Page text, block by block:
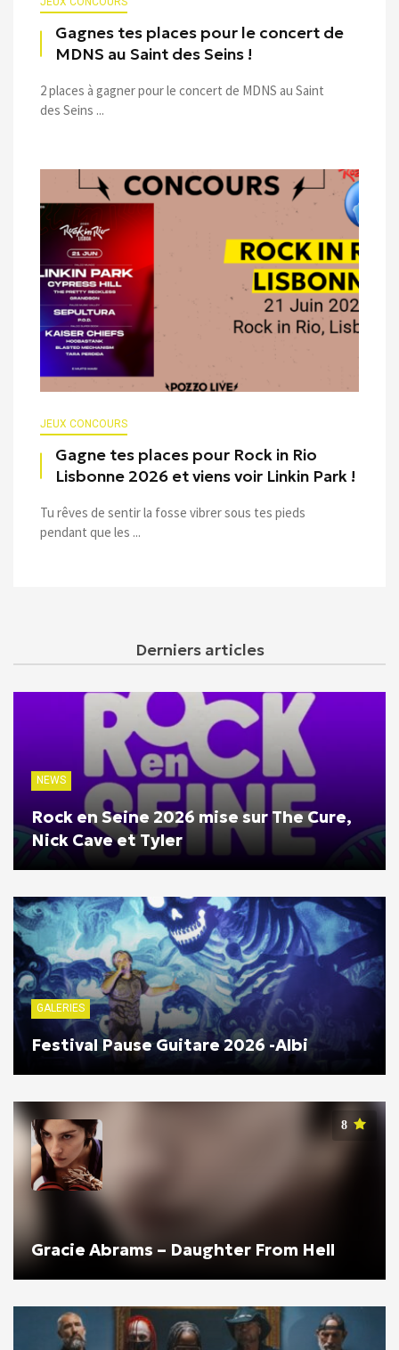
Gagnes tes places pour le concert de
MDNS au Saint des Seins !
2 places à gagner pour le concert de MDNS au Saint
des Seins ...
JEUX CONCOURS
Gagne tes places pour Rock in Rio
Lisbonne 2026 et viens voir Linkin Park !
Tu rêves de sentir la fosse vibrer sous tes pieds
pendant que les ...
Derniers articles
NEWS
Rock en Seine 2026 mise sur The Cure,
Nick Cave et Tyler
GALERIES
Festival Pause Guitare 2026 -Albi
8
Gracie Abrams – Daughter From Hell